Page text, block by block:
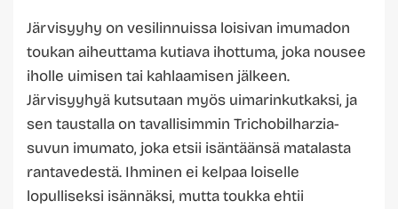
Järvisyyhy on vesilinnuissa loisivan imumadon
toukan aiheuttama kutiava ihottuma, joka nousee
iholle uimisen tai kahlaamisen jälkeen.
Järvisyyhyä kutsutaan myös uimarinkutkaksi, ja
sen taustalla on tavallisimmin Trichobilharzia-
suvun imumato, joka etsii isäntäänsä matalasta
rantavedestä. Ihminen ei kelpaa loiselle
lopulliseksi isännäksi, mutta toukka ehtii